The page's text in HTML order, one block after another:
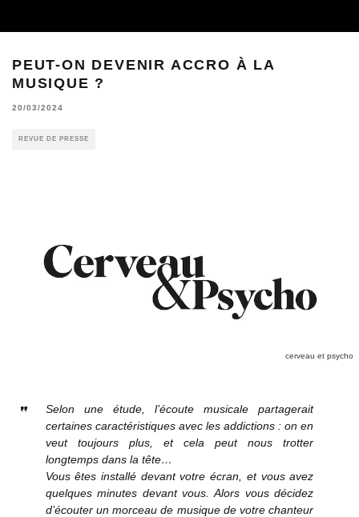
PEUT-ON DEVENIR ACCRO À LA
MUSIQUE ?
20/03/2024
REVUE DE PRESSE
cerveau et psycho
Selon une étude, l’écoute musicale partagerait
certaines caractéristiques avec les addictions : on en
veut toujours plus, et cela peut nous trotter
longtemps dans la tête…
Vous êtes installé devant votre écran, et vous avez
quelques minutes devant vous. Alors vous décidez
d’écouter un morceau de musique de votre chanteur